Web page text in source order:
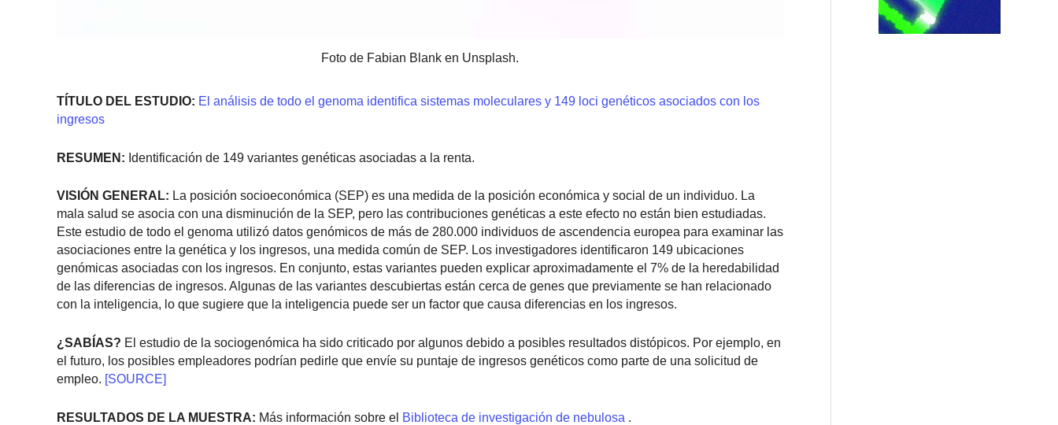
Foto de Fabian Blank en Unsplash.
TÍTULO DEL ESTUDIO: El análisis de todo el genoma identifica sistemas moleculares y 149 loci genéticos asociados con los
ingresos
RESUMEN: Identificación de 149 variantes genéticas asociadas a la renta.
VISIÓN GENERAL: La posición socioeconómica (SEP) es una medida de la posición económica y social de un individuo. La
mala salud se asocia con una disminución de la SEP, pero las contribuciones genéticas a este efecto no están bien estudiadas.
Este estudio de todo el genoma utilizó datos genómicos de más de 280.000 individuos de ascendencia europea para examinar las
asociaciones entre la genética y los ingresos, una medida común de SEP. Los investigadores identificaron 149 ubicaciones
genómicas asociadas con los ingresos. En conjunto, estas variantes pueden explicar aproximadamente el 7% de la heredabilidad
de las diferencias de ingresos. Algunas de las variantes descubiertas están cerca de genes que previamente se han relacionado
con la inteligencia, lo que sugiere que la inteligencia puede ser un factor que causa diferencias en los ingresos.
¿SABÍAS? El estudio de la sociogenómica ha sido criticado por algunos debido a posibles resultados distópicos. Por ejemplo, en
el futuro, los posibles empleadores podrían pedirle que envíe su puntaje de ingresos genéticos como parte de una solicitud de
empleo. [SOURCE]
RESULTADOS DE LA MUESTRA: Más información sobre el Biblioteca de investigación de nebulosa .